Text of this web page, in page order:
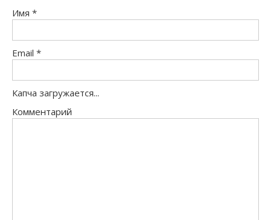
Имя *
Email *
Капча загружается...
Комментарий